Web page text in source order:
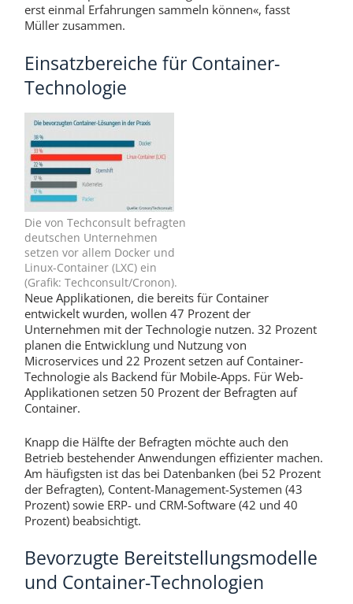
erst einmal Erfahrungen sammeln können«, fasst
Müller zusammen.
Einsatzbereiche für Container-
Technologie
Die von Techconsult befragten
deutschen Unternehmen
setzen vor allem Docker und
Linux-Container (LXC) ein
(Grafik: Techconsult/Cronon).
Neue Applikationen, die bereits für Container
entwickelt wurden, wollen 47 Prozent der
Unternehmen mit der Technologie nutzen. 32 Prozent
planen die Entwicklung und Nutzung von
Microservices und 22 Prozent setzen auf Container-
Technologie als Backend für Mobile-Apps. Für Web-
Applikationen setzen 50 Prozent der Befragten auf
Container.
Knapp die Hälfte der Befragten möchte auch den
Betrieb bestehender Anwendungen effizienter machen.
Am häufigsten ist das bei Datenbanken (bei 52 Prozent
der Befragten), Content-Management-Systemen (43
Prozent) sowie ERP- und CRM-Software (42 und 40
Prozent) beabsichtigt.
Bevorzugte Bereitstellungsmodelle
und Container-Technologien